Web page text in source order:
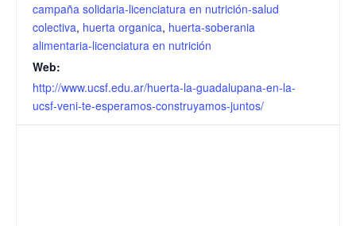
campaña solidaria-licenciatura en nutrición-salud
colectiva, huerta organica, huerta-soberania
alimentaria-licenciatura en nutrición
Web:
http://www.ucsf.edu.ar/huerta-la-guadalupana-en-la-
ucsf-veni-te-esperamos-construyamos-juntos/